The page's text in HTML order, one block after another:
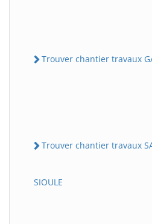
Trouver chantier travaux
Trouver chantier travaux
SIOULE